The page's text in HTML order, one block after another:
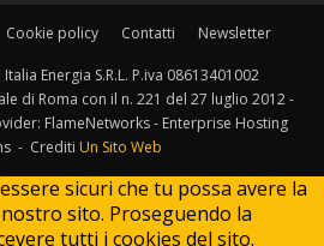
Cookie policy Contatti Newsletter
Energia S.R.L. P.iva 08613401002
di Roma con il n. 221 del 27 luglio 2012 -
FlameNetworks - Enterprise Hosting
- Crediti Un Sito Web
sicuri che tu possa avere la
sito. Proseguendo la
tutti i cookies del sito.